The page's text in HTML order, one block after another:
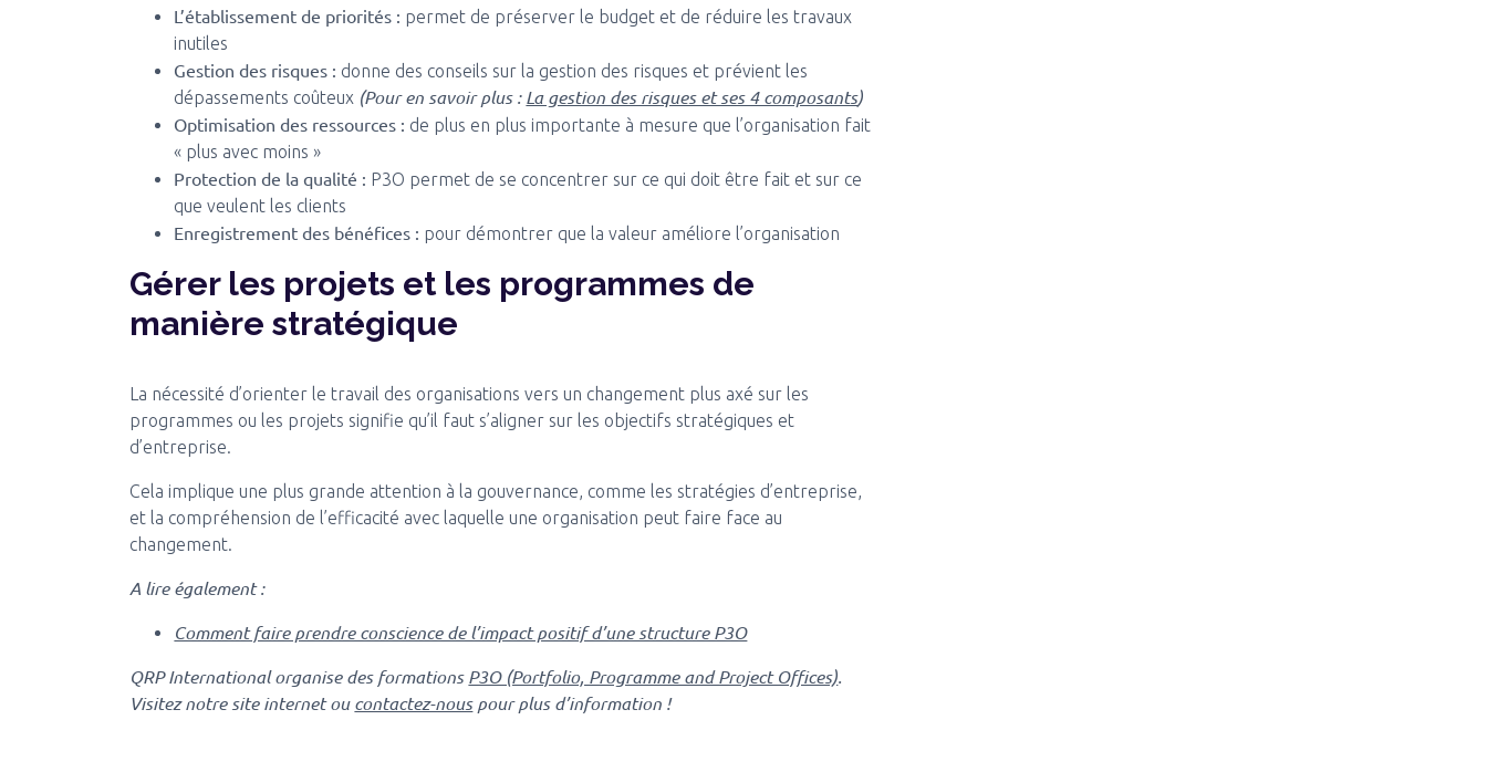
L’établissement de priorités : permet de préserver le budget et de réduire les travaux
inutiles
Gestion des risques : donne des conseils sur la gestion des risques et prévient les
dépassements coûteux (Pour en savoir plus :La gestion des risques et ses 4 composants)
Optimisation des ressources : de plus en plus importante à mesure que l’organisation fait
« plus avec moins »
Protection de la qualité : P3O permet de se concentrer sur ce qui doit être fait et sur ce
que veulent les clients
Enregistrement des bénéfices : pour démontrer que la valeur améliore l’organisation
Gérer les projets et les programmes de
manière stratégique
La nécessité d’orienter le travail des organisations vers un changement plus axé sur les
programmes ou les projets signifie qu’il faut s’aligner sur les objectifs stratégiques et
d’entreprise.
Cela implique une plus grande attention à la gouvernance, comme les stratégies d’entreprise,
et la compréhension de l’efficacité avec laquelle une organisation peut faire face au
changement.
A lire également :
Comment faire prendre conscience de l’impact positif d’une structure P3O
QRP International organise des formationsP3O (Portfolio, Programme and Project Offices).
Visitez notre site internet oucontactez-nouspour plus d’information !